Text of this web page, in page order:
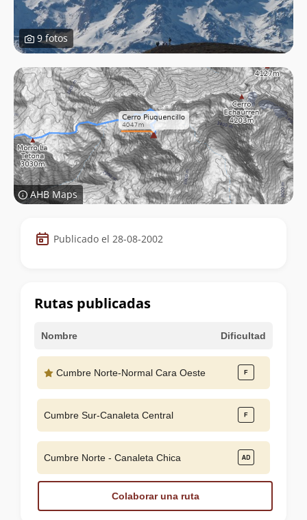
9 fotos
AHB Maps
Datos
de
cumbre
Publicado el 28-08-2002
Rutas publicadas
Nombre Dificultad
Cumbre Norte-Normal Cara Oeste
Cumbre Sur-Canaleta Central
Cumbre Norte - Canaleta Chica
Colaborar una ruta